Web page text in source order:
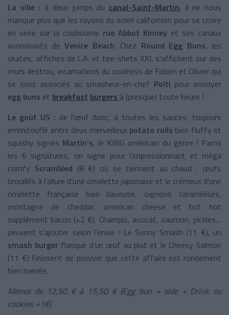
La vibe : à deux jumps du canal-Saint-Martin, il ne nous
manque plus que les rayons du soleil californien pour se croire
en virée sur la coolissime rue Abbot Kinney et ses canaux
avoisinants de Venice Beach. Chez Round Egg Buns, les
skates, affiches de L.A. et tee-shirts XXL s’affichent sur des
murs destroy, incarnations du coolness de Fabien et Olivier qui
se sont associés au smasheur-en-chef Polti pour envoyer
egg buns et breakfast burgers à (presque) toute heure !
Le goût US : de l'œuf donc, à toutes les sauces, toujours
emmitouflé entre deux merveilleux potato rolls bien fluffy et
squishy signés Martin’s, le KING américain du genre ! Parmi
les 6 signatures, on signe pour l’impressionnant et méga
comfy Scrambled (8 €) où se tiennent au chaud : œufs
brouillés à l’allure d’une omelette japonaise et le crémeux d’une
omelette française bien baveuse, oignons caramélisés,
montagne de cheddar, american cheese et hot hot
supplément bacon (+2 €). Champis, avocat, saumon, pickles…
peuvent s’ajouter selon l’envie ! Le Sunny Smash (11 €), un
smash burger flanqué d’un œuf au plat et le Cheesy Salmon
(11 €) finissent de prouver que cette affaire est rondement
bien menée.
Menus de 12,50 € à 15,50 € (Egg bun + side + Drink ou
cookies +1€)